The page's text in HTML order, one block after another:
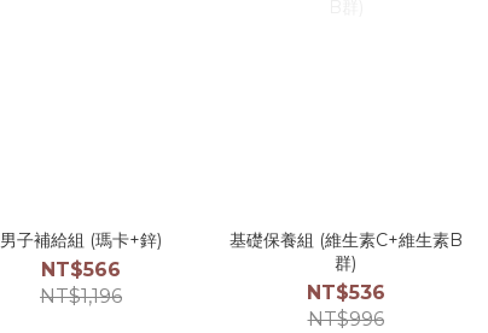
男子補給組 (瑪卡+鋅)
NT$566
NT$1,196
基礎保養組 (維生素C+維生素B
群)
NT$536
NT$996